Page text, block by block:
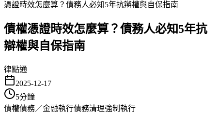
憑證時效怎麼算？債務人必知5年抗辯權與自保指南
債權憑證時效怎麼算？債務人必知5年抗
辯權與自保指南
律點通
2025-12-17
5分鐘
債權債務／金融執行債務清理強制執行